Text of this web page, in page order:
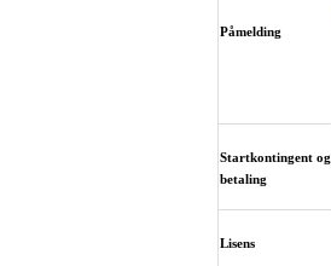
Påmelding
Startkontingent og
betaling
Lisens